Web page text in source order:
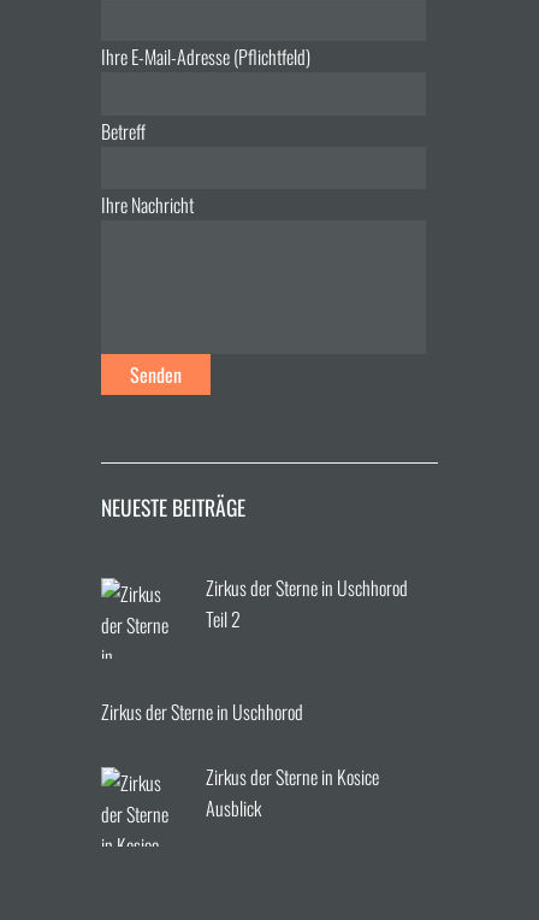
Ihre E-Mail-Adresse (Pflichtfeld)
Betreff
Ihre Nachricht
NEUESTE BEITRÄGE
Zirkus der Sterne in Uschhorod
Teil 2
Zirkus der Sterne in Uschhorod
Zirkus der Sterne in Kosice
Ausblick